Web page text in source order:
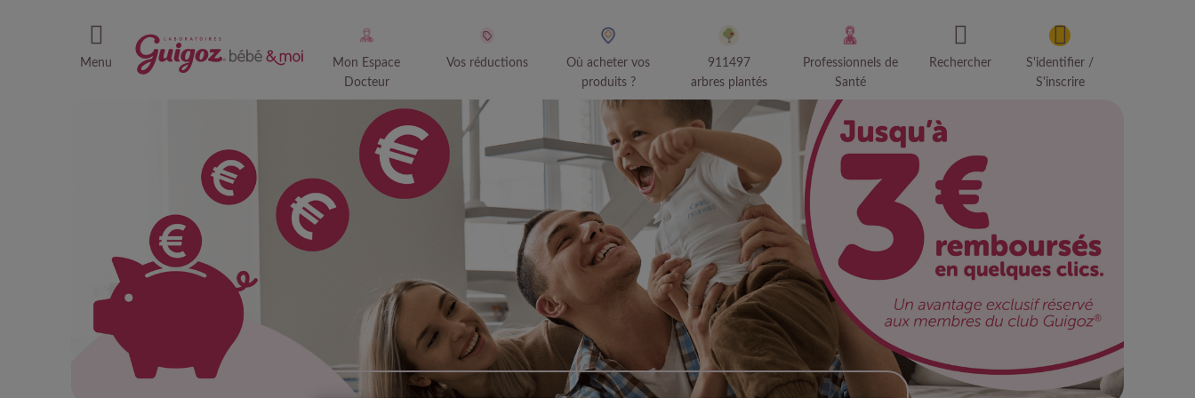
Menu
Mon Espace
Docteur
Vos réductions
Où acheter vos
produits ?
911497
arbres plantés
Professionnels de
Santé
Rechercher
S'identifier /
S'inscrire